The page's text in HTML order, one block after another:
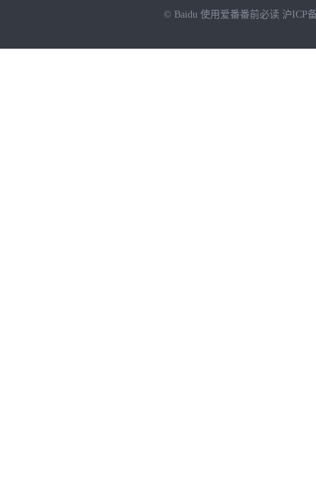
© Baidu 使用爱番番前必读 沪ICP